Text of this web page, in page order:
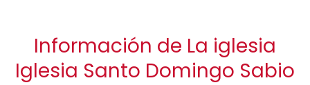
Información de La iglesia
Iglesia Santo Domingo Sabio